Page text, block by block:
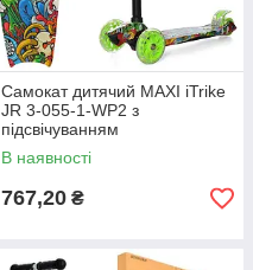
Самокат дитячий MAXI iTrike
JR 3-055-1-WP2 з
підсвічуванням
В наявності
767,20 ₴